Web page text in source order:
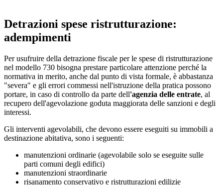
Detrazioni spese ristrutturazione:
adempimenti
Per usufruire della detrazione fiscale per le spese di ristrutturazione
nel modello 730 bisogna prestare particolare attenzione perché la
normativa in merito, anche dal punto di vista formale, è abbastanza
"severa" e gli errori commessi nell'istruzione della pratica possono
portare, in caso di controllo da parte dell'agenzia delle entrate, al
recupero dell'agevolazione goduta maggiorata delle sanzioni e degli
interessi.
Gli interventi agevolabili, che devono essere eseguiti su immobili a
destinazione abitativa, sono i seguenti:
manutenzioni ordinarie (agevolabile solo se eseguite sulle
parti comuni degli edifici)
manutenzioni straordinarie
risanamento conservativo e ristrutturazioni edilizie